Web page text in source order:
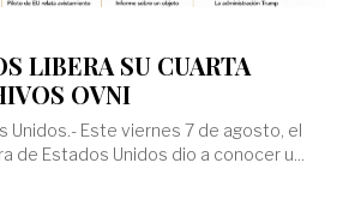
LIBERA SU CUARTA
OVNI
Unidos.- Este viernes 7 de agosto, el
de Estados Unidos dio a conocer u...